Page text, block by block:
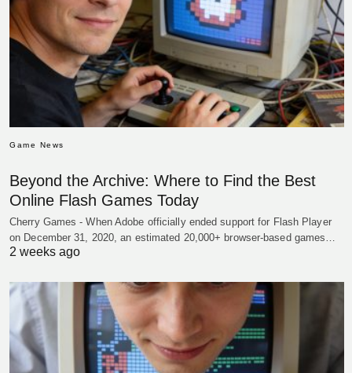
Game News
Beyond the Archive: Where to Find the Best
Online Flash Games Today
Cherry Games - When Adobe officially ended support for Flash Player
on December 31, 2020, an estimated 20,000+ browser-based games…
2 weeks ago